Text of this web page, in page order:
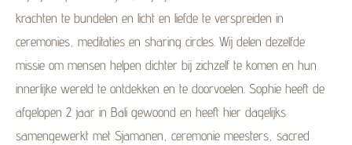
krachten te bundelen en licht en liefde te verspreiden in
ceremonies, meditaties en sharing circles. Wij delen dezelfde
missie om mensen helpen dichter bij zichzelf te komen en hun
innerlijke wereld te ontdekken en te doorvoelen. Sophie heeft de
afgelopen 2 jaar in Bali gewoond en heeft hier dagelijks
samengewerkt met Sjamanen, ceremonie meesters, sacred